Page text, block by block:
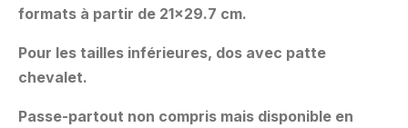
formats à partir de 21×29.7 cm.
Pour les tailles inférieures, dos avec patte
chevalet.
Passe-partout non compris mais disponible en